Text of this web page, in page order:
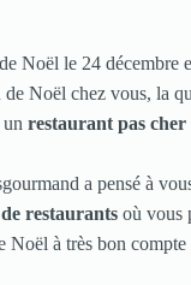
Noël le 24 décembre
Noël chez vous, la
restaurant pas
a pensé à
restaurants où vous
Noël à très bon compte